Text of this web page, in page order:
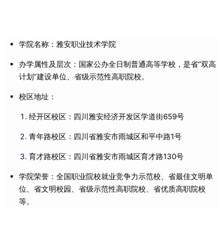
学院名称：雅安职业技术学院
办学属性及层次：国家公办全日制普通高等学校，是省“双高
计划”建设单位、省级示范性高职院校。
校区地址：
经开区校区：四川雅安经济开发区学道街659号
青年路校区：四川省雅安市雨城区和平中路1号
育才路校区：四川省雅安市雨城区育才路130号
学院荣誉：全国职业院校就业竞争力示范校、省最佳文明单
位、省文明校园、省级示范性高职院校、省优质高职院校
等。